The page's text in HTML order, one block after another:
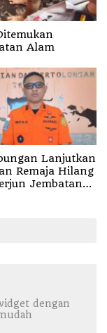
Alam
Lanjutkan
Remaja Hilang
Jembatan
dengan